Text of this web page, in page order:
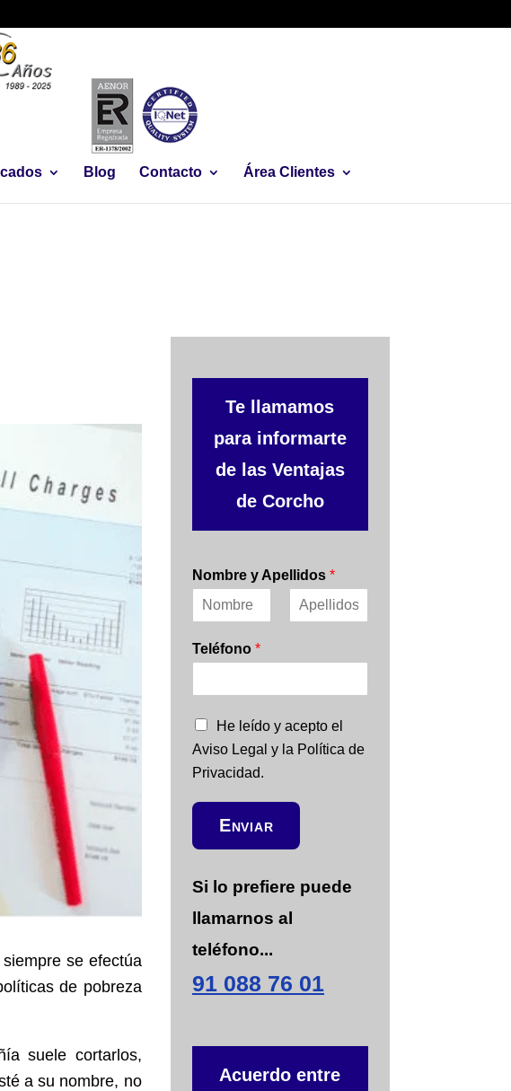
Blog Contacto Área Clientes
se efectúa
de pobreza
suele cortarlos,
a su nombre, no
Te llamamos
para informarte
de las Ventajas
de Corcho
Nombre y Apellidos *
o
m
o
Teléfono *
C
s
i
l
s
e
i
f
i
c
He leído y acepto el
Aviso Legal y la Política de
Privacidad.
Enviar
Si lo prefiere puede
llamarnos al
teléfono...
91 088 76 01
Acuerdo entre